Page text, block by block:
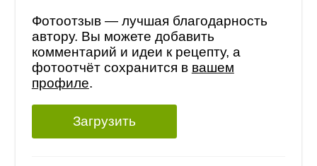
Фотоотзыв — лучшая благодарность
автору. Вы можете добавить
комментарий и идеи к рецепту, а
фотоотчёт сохранится в вашем
профиле.
Загрузить